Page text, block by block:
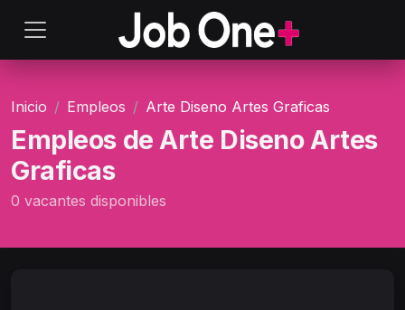
Inicio Empleos Arte Diseno Artes Graficas
Empleos de Arte Diseno Artes
Graficas
0 vacantes disponibles